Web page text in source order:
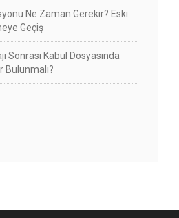
Ne Zaman Gerekir? Eski
Geçiş
Sonrası Kabul Dosyasında
Bulunmalı?